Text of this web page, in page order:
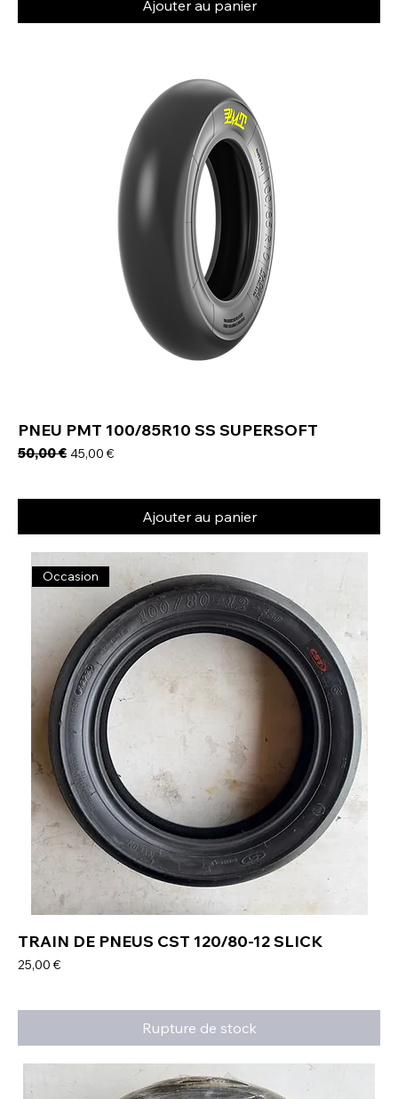
Ajouter au panier
PNEU PMT 100/85R10 SS SUPERSOFT
Prix original
50,00 € Prix promotionnel
45,00 €
Ajouter au panier
Occasion
TRAIN DE PNEUS CST 120/80-12 SLICK
Prix
25,00 €
Rupture de stock